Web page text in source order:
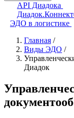
API Диадока
ЭДО в логистике
Главная /
Виды ЭДО /
Диадок